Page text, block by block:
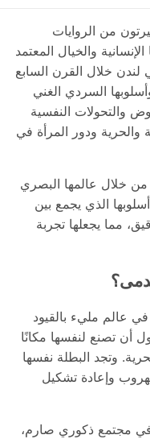
من الروايات
والخيال المعتمد
خلال القرن السابع
السردي الغني
والتحولات النفسية
والحرية ودور المرأة في
خلال عالمها البصري
الذي يجمع بين
مما يجعلها تجربة
عالم مليء بالقيود
أن تصنع لنفسها مكانًا
وتجد البطلة نفسها
وإعادة تشكيل
في مجتمع ذكوري صارم،